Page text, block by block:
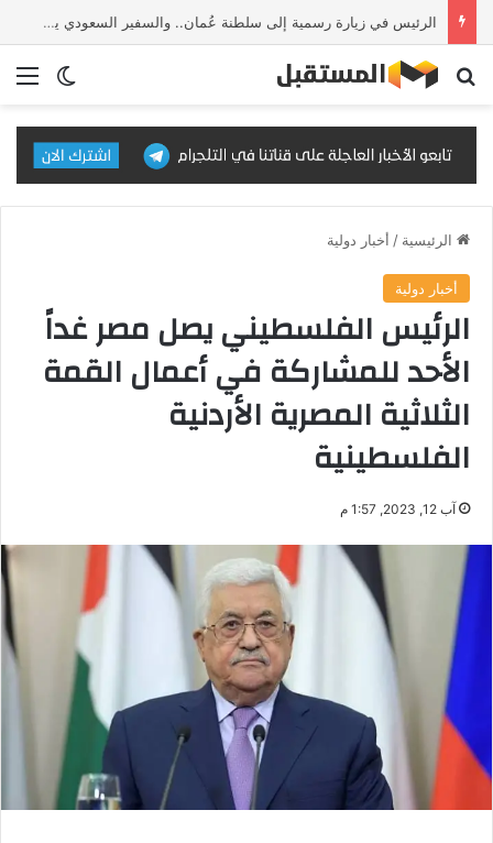
الرئيس في زيارة رسمية إلى سلطنة عُمان.. والسفير السعودي يستقبل وفد IMF
الوضع بحث عن
الرئيسية / أخبار دولية
أخبار دولية
الرئيس الفلسطيني يصل مصر غداً
الأحد للمشاركة في أعمال القمة
الثلاثية المصرية الأردنية
الفلسطينية
آب 12, 2023, 1:57 م